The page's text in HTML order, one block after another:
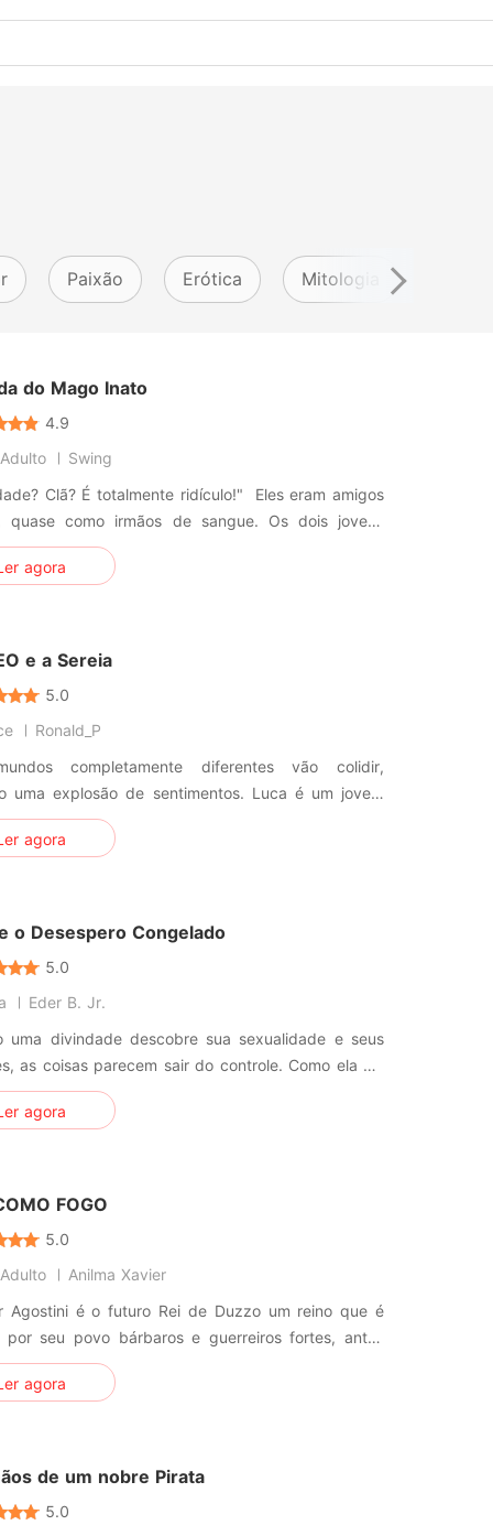
Paixão Erótica Mitologia
do Mago Inato
4.9
Swing
Clã? É totalmente ridículo!" Eles eram amigos
quase como irmãos de sangue. Os dois jovens
talentosos do Nan Clã foram bem respeitados.
ficou completamente diferente. Ricky Nan não
agora
e a Sereia
5.0
Ronald_P
completamente diferentes vão colidir,
uma explosão de sentimentos. Luca é um jovem
aos 25 anos fundou a própria empresa de
jogos, após ganhar fama e dinheiro como gamer
agora
o Desespero Congelado
5.0
Eder B. Jr.
uma divindade descobre sua sexualidade e seus
as coisas parecem sair do controle. Como ela vai
as mudanças à cada nova realidade e como
seus poderes a cada nova paixão? Seria alguém
agora
FOGO
5.0
Anilma Xavier
Agostini é o futuro Rei de Duzzo um reino que é
por seu povo bárbaros e guerreiros fortes, antes
pai o Rei Augusto Agostini passar a coroa para
seu reino entrou em guerra com o reino de zaffi
agora
de um nobre Pirata
5.0